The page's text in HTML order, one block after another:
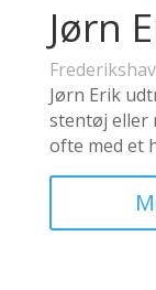
Jørn
Jørn Erik
stentøj eller
ofte med et